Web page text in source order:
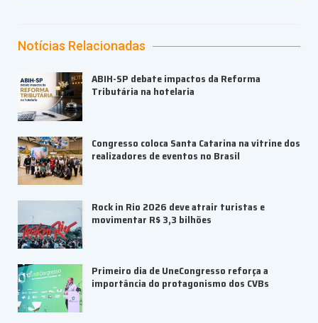
Notícias Relacionadas
ABIH-SP debate impactos da Reforma
Tributária na hotelaria
Congresso coloca Santa Catarina na vitrine dos
realizadores de eventos no Brasil
Rock in Rio 2026 deve atrair turistas e
movimentar R$ 3,3 bilhões
Primeiro dia de UneCongresso reforça a
importância do protagonismo dos CVBs